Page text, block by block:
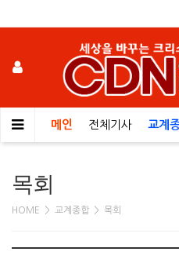
메인 전체기사 교계
목회
HOME > 교계종합 > 목회